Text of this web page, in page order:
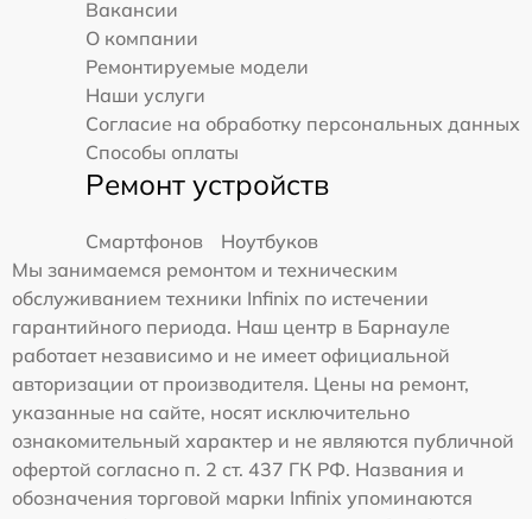
Вакансии
О компании
Ремонтируемые модели
Наши услуги
Согласие на обработку персональных данных
Способы оплаты
Ремонт устройств
Смартфонов
Ноутбуков
Мы занимаемся ремонтом и техническим
обслуживанием техники Infinix по истечении
гарантийного периода. Наш центр в Барнауле
работает независимо и не имеет официальной
авторизации от производителя. Цены на ремонт,
указанные на сайте, носят исключительно
ознакомительный характер и не являются публичной
офертой согласно п. 2 ст. 437 ГК РФ. Названия и
обозначения торговой марки Infinix упоминаются